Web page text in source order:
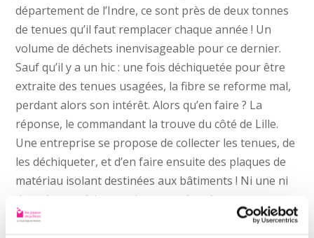
département de l’Indre, ce sont près de deux tonnes
de tenues qu’il faut remplacer chaque année ! Un
volume de déchets inenvisageable pour ce dernier.
Sauf qu’il y a un hic : une fois déchiquetée pour être
extraite des tenues usagées, la fibre se reforme mal,
perdant alors son intérêt. Alors qu’en faire ? La
réponse, le commandant la trouve du côté de Lille.
Une entreprise se propose de collecter les tenues, de
les déchiqueter, et d’en faire ensuite des plaques de
matériau isolant destinées aux bâtiments ! Ni une ni
deux, les expérimentations sont lancées.
Une tenue transformée en